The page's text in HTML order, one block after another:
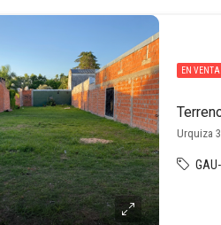
EN VENTA
Urquiza